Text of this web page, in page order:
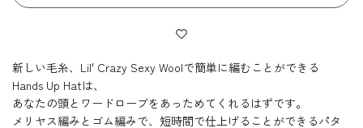
新しい毛糸、Lil' Crazy Sexy Woolで簡単に編むことができる
Hands Up Hatは、
あなたの頭とワードローブをあっためてくれるはずです。
メリヤス編みとゴム編みで、短時間で仕上げることができるパタ